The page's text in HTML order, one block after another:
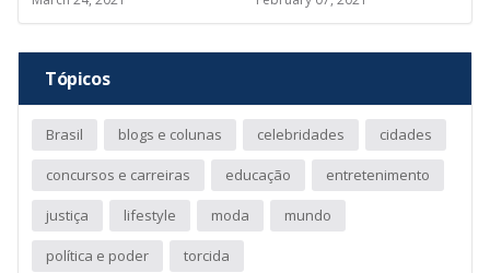
Tópicos
Brasil blogs e colunas celebridades cidades
concursos e carreiras educação entretenimento
justiça lifestyle moda mundo
política e poder torcida